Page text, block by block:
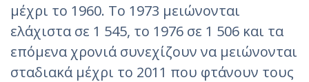
μέχρι το 1960. Το 1973 μειώνονται
ελάχιστα σε 1 545, το 1976 σε 1 506 και τα
επόμενα χρονιά συνεχίζουν να μειώνονται
σταδιακά μέχρι το 2011 που φτάνουν τους